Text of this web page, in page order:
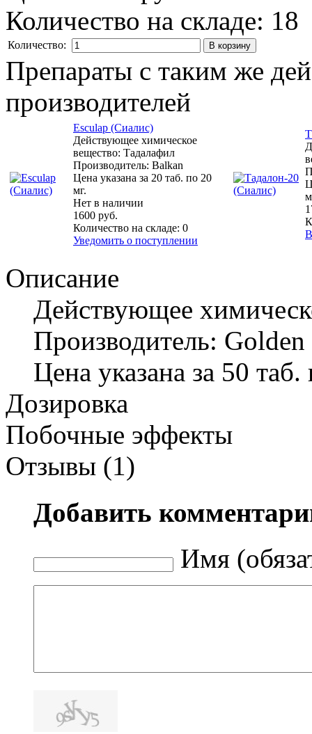
Количество на складе: 18
Количество:
Препараты с таким же
производителей
Esculap (Сиалис)
Действующее химическое
вещество: Тадалафил
Производитель: Balkan
Цена указана за 20 таб. по 20
мг.
Нет в наличии
1600 руб.
Количество на складе: 0
Уведомить о поступлении
Описание
Действующее
Производитель:
Цена указана за 50
Дозировка
Побочные эффекты
Отзывы (1)
Добавить
Имя